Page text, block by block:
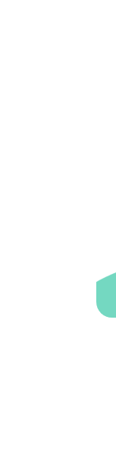
i miei
ci
morto